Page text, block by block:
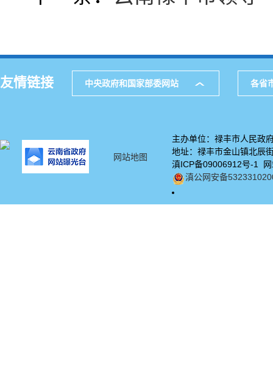
友情链接 中央政府和国家部委网站 各省
网站地图
主办单位：禄丰市人民政
地址：禄丰市金山镇北
滇ICP备09006912号-1
滇公网安备